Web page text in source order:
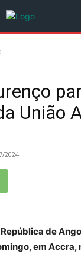
União
2024
de
em Accra,